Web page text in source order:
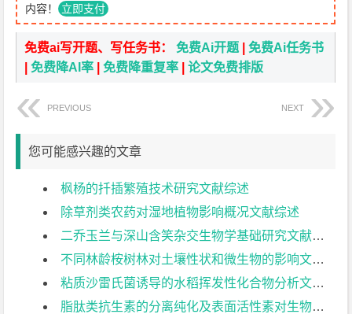
内容！ 立即支付
免费ai写开题、写任务书：免费Ai开题 |免费Ai任务书
|免费降AI率 |免费降重复率 |论文免费排版
PREVIOUS NEXT
您可能感兴趣的文章
枫杨的扦插繁殖技术研究文献综述
除草剂类农药对湿地植物影响概况文献综述
二乔玉兰与深山含笑杂交生物学基础研究文献综述
不同林龄桉树林对土壤性状和微生物的影响文献综述
粘质沙雷氏菌诱导的水稻挥发性化合物分析文献综述
脂肽类抗生素的分离纯化及表面活性素对生物膜形成的影响文献综述